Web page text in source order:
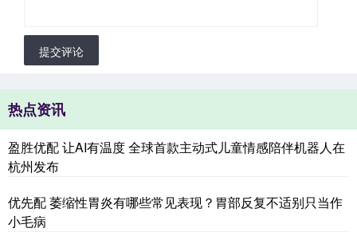
提交评论
热点资讯
盈胜优配 让AI有温度 全球首款主动式儿童情感陪伴机器人在
杭州发布
优先配 萎缩性胃炎有哪些常见表现？胃部反复不适别只当作
小毛病